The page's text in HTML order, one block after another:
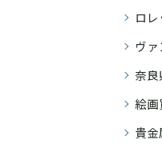
ロ
ヴ
奈
絵画
貴